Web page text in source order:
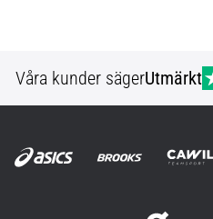
Våra kunder sägerUtmärkt